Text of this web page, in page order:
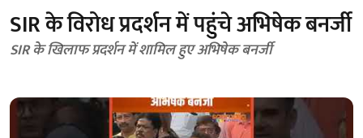
SIR के विरोध प्रदर्शन में पहुंचे अभिषेक बनर्जी
SIR के खिलाफ प्रदर्शन में शामिल हुए अभिषेक बनर्जी